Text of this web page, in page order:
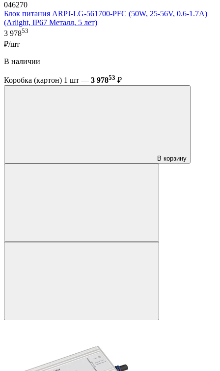
046270
Блок питания ARPJ-LG-561700-PFC (50W, 25-56V, 0.6-1.7A)
(Arlight, IP67 Металл, 5 лет)
3 97853
₽/шт
В наличии
Коробка (картон) 1 шт — 3 97853 ₽
В корзину